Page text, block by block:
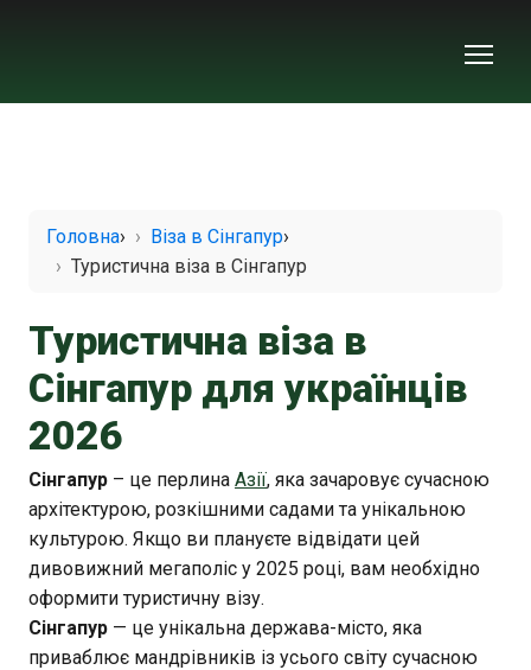
Головна› Віза в Сінгапур›
Туристична віза в Сінгапур
Туристична віза в
Сінгапур для українців
2026
Сінгапур – це перлина Азії, яка зачаровує сучасною
архітектурою, розкішними садами та унікальною
культурою. Якщо ви плануєте відвідати цей
дивовижний мегаполіс у 2025 році, вам необхідно
оформити туристичну візу.
Сінгапур — це унікальна держава-місто, яка
приваблює мандрівників із усього світу сучасною